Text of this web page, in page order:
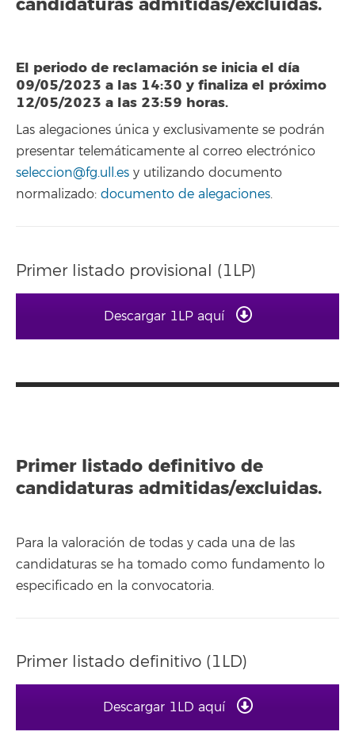
El periodo de reclamación se inicia el día
09/05/2023 a las 14:30 y finaliza el próximo
12/05/2023 a las 23:59 horas.
Las alegaciones única y exclusivamente se podrán
presentar telemáticamente al correo electrónico
seleccion@fg.ull.es y utilizando documento
normalizado: documento de alegaciones.
Primer listado provisional (1LP)
Descargar 1LP aquí
Primer listado definitivo de
candidaturas admitidas/excluidas.
Para la valoración de todas y cada una de las
candidaturas se ha tomado como fundamento lo
especificado en la convocatoria.
Primer listado definitivo (1LD)
Descargar 1LD aquí